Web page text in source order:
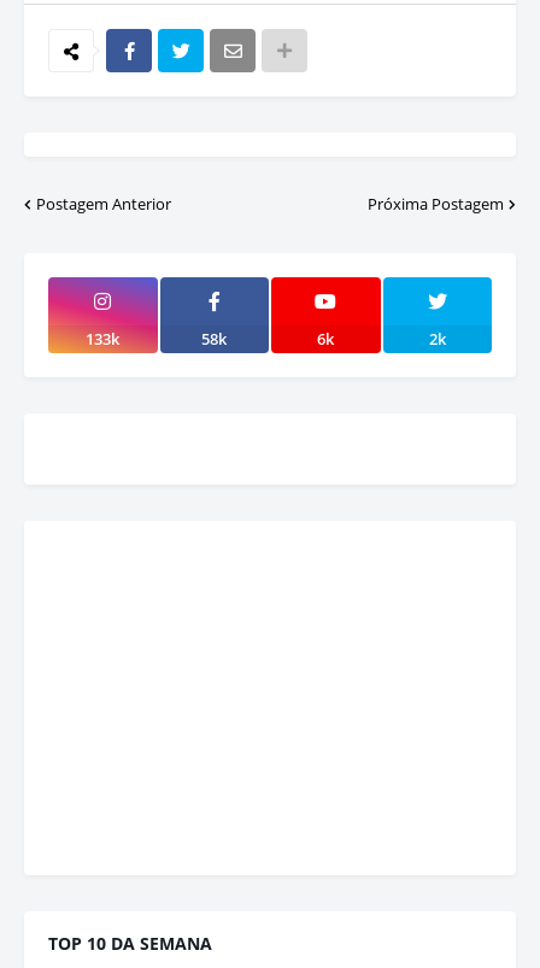
Postagem Anterior Próxima Postagem
133k 58k 6k 2k
TOP 10 DA SEMANA